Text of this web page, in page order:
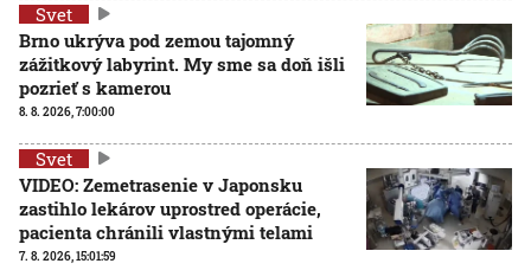
Svet
Brno ukrýva pod zemou tajomný
zážitkový labyrint. My sme sa doň išli
pozrieť s kamerou
8. 8. 2026, 7:00:00
Svet
VIDEO: Zemetrasenie v Japonsku
zastihlo lekárov uprostred operácie,
pacienta chránili vlastnými telami
7. 8. 2026, 15:01:59